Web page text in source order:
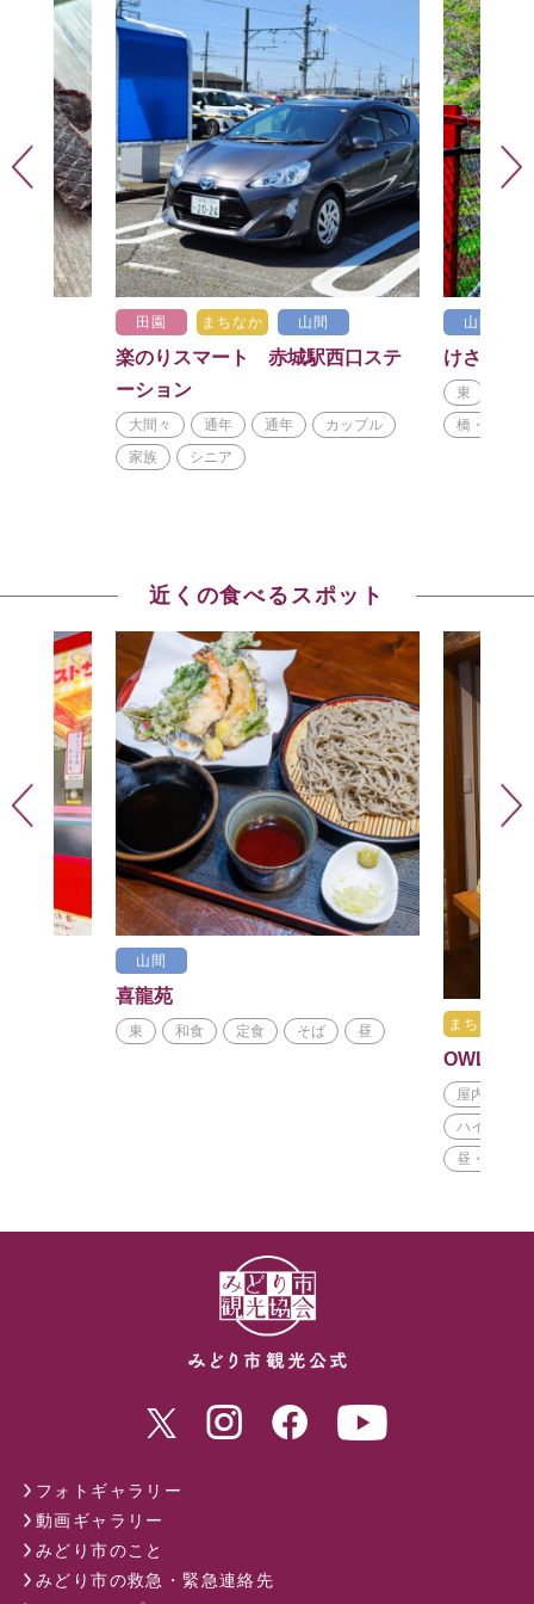
田園 まちなか 山間
楽のりスマート 赤城駅西口ステ
ーション
大間々 通年 通年
カップル
家族
シニア
山間
けさかけ
東
橋・展望台
近くの食べるスポット
山間
喜龍苑
東 和食 定食 そば 昼 まちなか
OWL
屋内
ハイキング
昼・夜
フォトギャラリー
動画ギャラリー
みどり市のこと
みどり市の救急・緊急連絡先